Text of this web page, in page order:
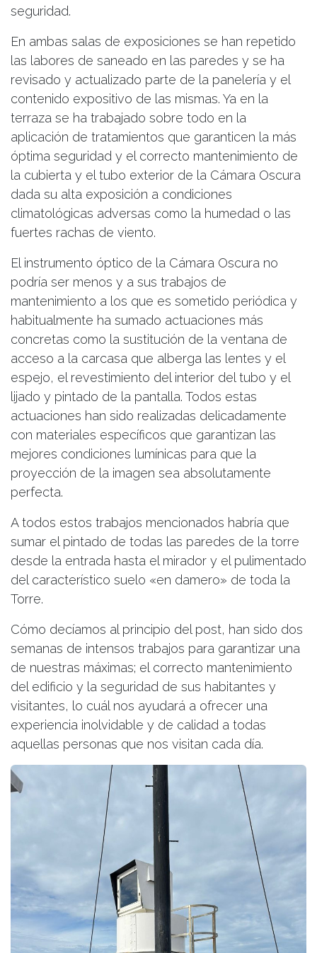
seguridad.
En ambas salas de exposiciones se han repetido
las labores de saneado en las paredes y se ha
revisado y actualizado parte de la panelería y el
contenido expositivo de las mismas. Ya en la
terraza se ha trabajado sobre todo en la
aplicación de tratamientos que garanticen la más
óptima seguridad y el correcto mantenimiento de
la cubierta y el tubo exterior de la Cámara Oscura
dada su alta exposición a condiciones
climatológicas adversas como la humedad o las
fuertes rachas de viento.
El instrumento óptico de la Cámara Oscura no
podría ser menos y a sus trabajos de
mantenimiento a los que es sometido periódica y
habitualmente ha sumado actuaciones más
concretas como la sustitución de la ventana de
acceso a la carcasa que alberga las lentes y el
espejo, el revestimiento del interior del tubo y el
lijado y pintado de la pantalla. Todos estas
actuaciones han sido realizadas delicadamente
con materiales específicos que garantizan las
mejores condiciones lumínicas para que la
proyección de la imagen sea absolutamente
perfecta.
A todos estos trabajos mencionados habría que
sumar el pintado de todas las paredes de la torre
desde la entrada hasta el mirador y el pulimentado
del característico suelo «en damero» de toda la
Torre.
Cómo decíamos al principio del post, han sido dos
semanas de intensos trabajos para garantizar una
de nuestras máximas; el correcto mantenimiento
del edificio y la seguridad de sus habitantes y
visitantes, lo cuál nos ayudará a ofrecer una
experiencia inolvidable y de calidad a todas
aquellas personas que nos visitan cada día.